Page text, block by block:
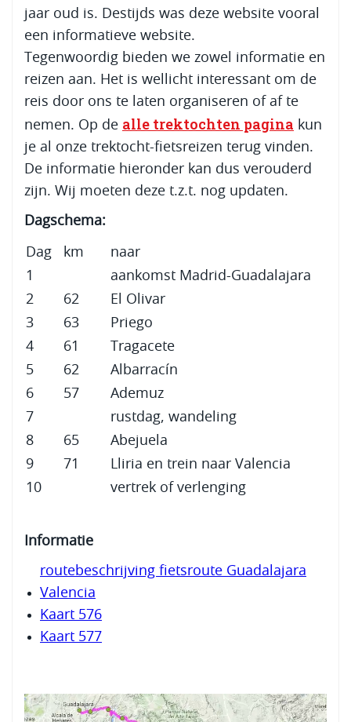
jaar oud is. Destijds was deze website vooral
een informatieve website.
Tegenwoordig bieden we zowel informatie en
reizen aan. Het is wellicht interessant om de
reis door ons te laten organiseren of af te
nemen. Op de alle trektochten pagina kun
je al onze trektocht-fietsreizen terug vinden.
De informatie hieronder kan dus verouderd
zijn. Wij moeten deze t.z.t. nog updaten.
Dagschema:
Dag km
naar
1
aankomst Madrid-Guadalajara
2
62
El Olivar
3
63
Priego
4
61
Tragacete
5
62
Albarracín
6
57
Ademuz
7
rustdag, wandeling
8
65
Abejuela
9
71
Lliria en trein naar Valencia
10
vertrek of verlenging
Informatie
routebeschrijving fietsroute Guadalajara
Valencia
Kaart 576
Kaart 577